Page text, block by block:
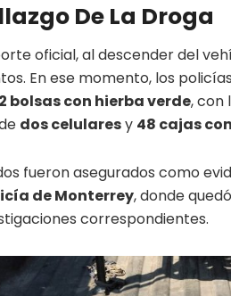
De La Droga
oficial, al descender del
En ese momento, los
bolsas con hierba verde, con
dos celularesy 48 cajas
fueron asegurados como
de Monterrey, donde
correspondientes.